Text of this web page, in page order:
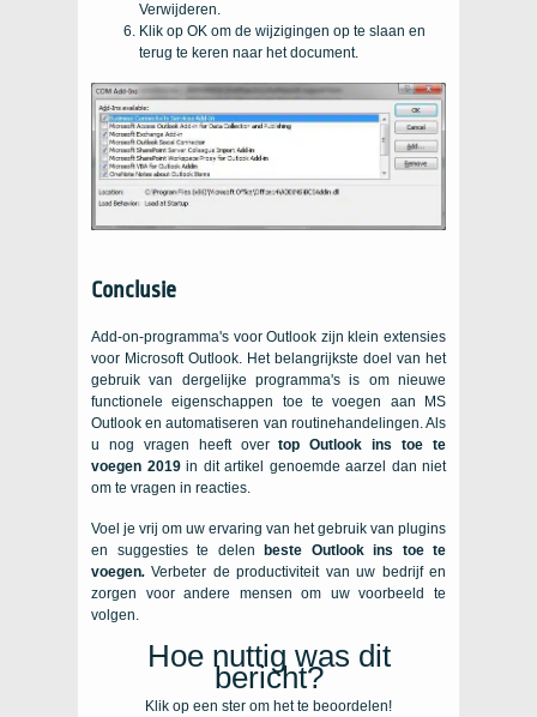
Verwijderen.
Klik op OK om de wijzigingen op te slaan en
terug te keren naar het document.
Conclusie
Add-on-programma's voor Outlook zijn klein extensies
voor Microsoft Outlook. Het belangrijkste doel van het
gebruik van dergelijke programma's is om nieuwe
functionele eigenschappen toe te voegen aan MS
Outlook en automatiseren van routinehandelingen. Als
u nog vragen heeft overtop Outlook ins toe te
voegen 2019in dit artikel genoemde aarzel dan niet
om te vragen in reacties.
Voel je vrij om uw ervaring van het gebruik van plugins
en suggesties te delen
beste Outlook ins toe te
voegen.Verbeter de productiviteit van uw bedrijf en
zorgen voor andere mensen om uw voorbeeld te
volgen.
Hoe nuttig was dit
bericht?
Klik op een ster om het te beoordelen!